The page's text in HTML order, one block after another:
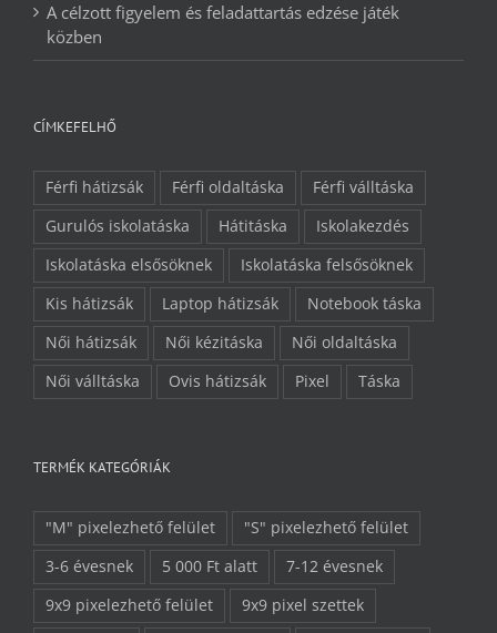
A célzott figyelem és feladattartás edzése játék
közben
CÍMKEFELHŐ
Férfi hátizsák Férfi oldaltáska
Férfi válltáska
Gurulós iskolatáska
Hátitáska
Iskolakezdés
Iskolatáska elsősöknek
Iskolatáska felsősöknek
Kis hátizsák
Laptop hátizsák
Notebook táska
Női hátizsák
Női kézitáska
Női oldaltáska
Női válltáska
Ovis hátizsák Pixel Táska
TERMÉK KATEGÓRIÁK
"M" pixelezhető felület
"S" pixelezhető felület
3-6 évesnek
5 000 Ft alatt
7-12 évesnek
9x9 pixelezhető felület
9x9 pixel szettek